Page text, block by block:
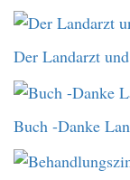
Der Landarzt
Buch -Danke